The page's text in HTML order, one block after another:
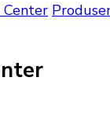
Center